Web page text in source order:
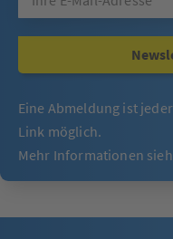
Eine Abmeldung ist
Link möglich.
Mehr Informationen